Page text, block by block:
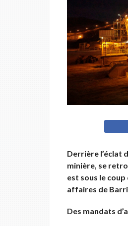
Derrière l’éclat
minière, se
est sous le
affaires de
Des mandats